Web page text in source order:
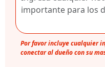
Por favor incluye cualquier
conectar al dueño con su